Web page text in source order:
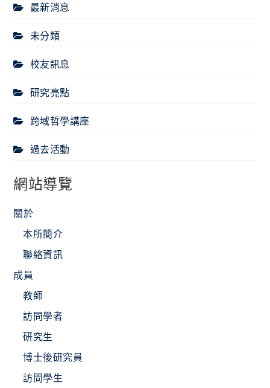
最新消息
未分類
校友訊息
研究亮點
跨域哲學講座
過去活動
網站導覽
關於
本所簡介
聯絡資訊
成員
教師
訪問學者
研究生
博士後研究員
訪問學生